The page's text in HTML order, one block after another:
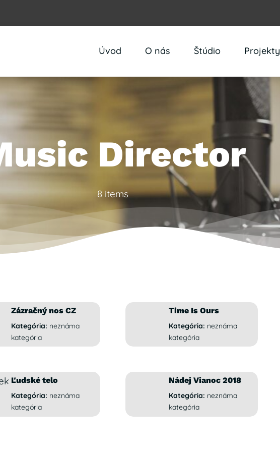
Úvod O nás Štúdio Projekty
Director
8 items
Zázračný nos CZ
Kategória: neznáma
kategória
Time Is Ours
Kategória: neznáma
kategória
Ľudské telo
Kategória: neznáma
kategória
Nádej Vianoc 2018
Kategória: neznáma
kategória